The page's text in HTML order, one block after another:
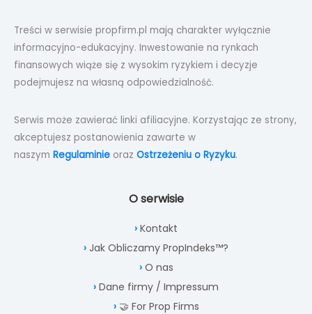
Treści w serwisie propfirm.pl mają charakter wyłącznie
informacyjno-edukacyjny. Inwestowanie na rynkach
finansowych wiąże się z wysokim ryzykiem i decyzje
podejmujesz na własną odpowiedzialność.
Serwis może zawierać linki afiliacyjne. Korzystając ze strony,
akceptujesz postanowienia zawarte w
naszym Regulaminie oraz Ostrzeżeniu o Ryzyku.
O serwisie
Kontakt
Jak Obliczamy PropIndeks™?
O nas
Dane firmy / Impressum
🤝 For Prop Firms